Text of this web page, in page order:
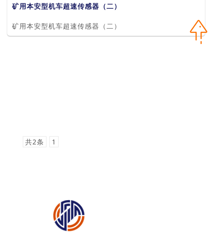
矿用本安型机车超速传感器（二）
矿用本安型机车超速传感器（二）
共2条 1